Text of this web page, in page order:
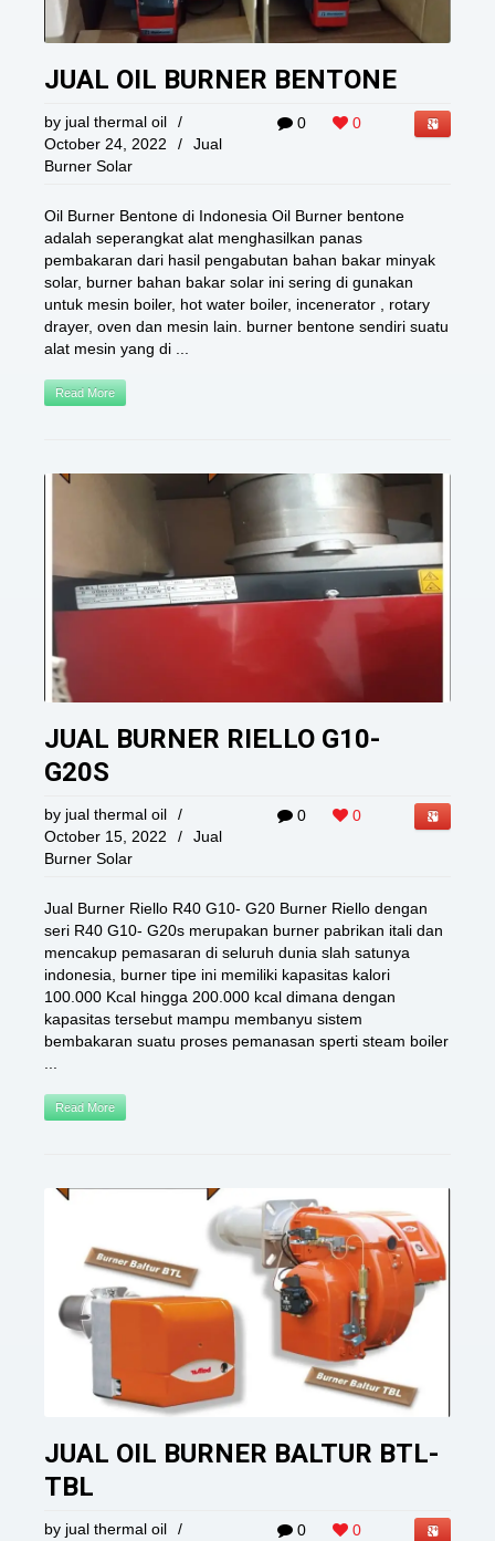
JUAL OIL BURNER BENTONE
0 0
by jual thermal oil
/
October 24, 2022
/
Jual
Burner Solar
Oil Burner Bentone di Indonesia Oil Burner bentone
adalah seperangkat alat menghasilkan panas
pembakaran dari hasil pengabutan bahan bakar minyak
solar, burner bahan bakar solar ini sering di gunakan
untuk mesin boiler, hot water boiler, incenerator , rotary
drayer, oven dan mesin lain. burner bentone sendiri suatu
alat mesin yang di ...
Read More
JUAL BURNER RIELLO G10-
G20S
0 0
by jual thermal oil
/
October 15, 2022
/
Jual
Burner Solar
Jual Burner Riello R40 G10- G20 Burner Riello dengan
seri R40 G10- G20s merupakan burner pabrikan itali dan
mencakup pemasaran di seluruh dunia slah satunya
indonesia, burner tipe ini memiliki kapasitas kalori
100.000 Kcal hingga 200.000 kcal dimana dengan
kapasitas tersebut mampu membanyu sistem
bembakaran suatu proses pemanasan sperti steam boiler
Read More
JUAL OIL BURNER BALTUR BTL-
TBL
0 0
by jual thermal oil
/